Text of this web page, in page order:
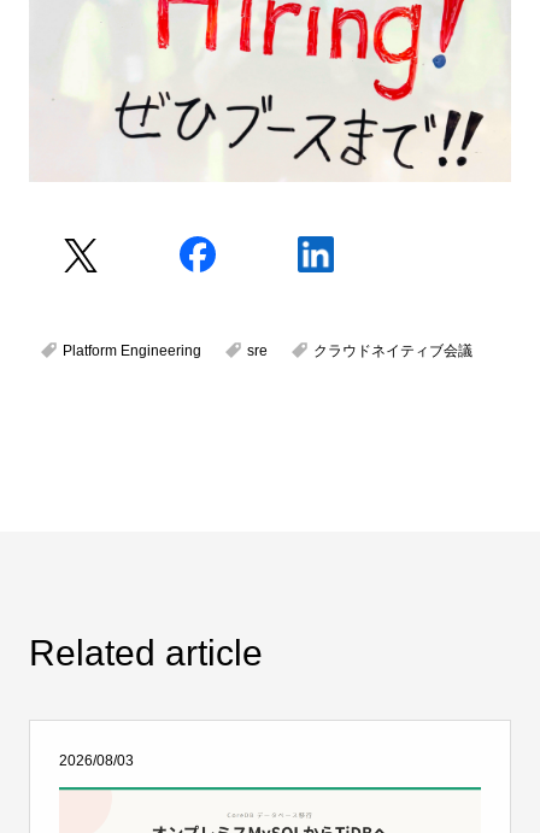
Platform Engineering sre クラウドネイティブ会議
Related article
2026/08/03